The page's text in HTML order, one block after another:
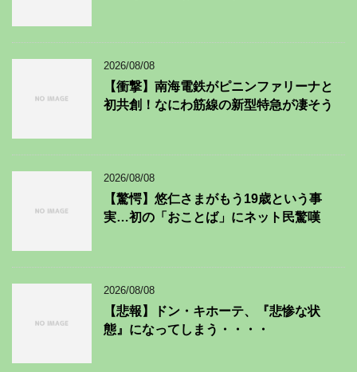
2026/08/08
【衝撃】南海電鉄がピニンファリーナと
初共創！なにわ筋線の新型特急が凄そう
2026/08/08
【驚愕】悠仁さまがもう19歳という事
実…初の「おことば」にネット民驚嘆
2026/08/08
【悲報】ドン・キホーテ、『悲惨な状
態』になってしまう・・・・